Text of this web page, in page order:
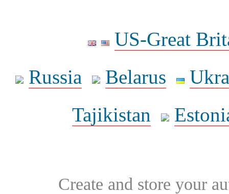
US-Great
Russia
Belarus
Tajikistan
Create and store your